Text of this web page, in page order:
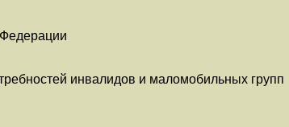
инвалидов и маломобильных групп